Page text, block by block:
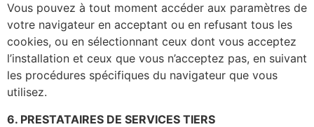
Vous pouvez à tout moment accéder aux paramètres de
votre navigateur en acceptant ou en refusant tous les
cookies, ou en sélectionnant ceux dont vous acceptez
l’installation et ceux que vous n’acceptez pas, en suivant
les procédures spécifiques du navigateur que vous
utilisez.
6. PRESTATAIRES DE SERVICES TIERS